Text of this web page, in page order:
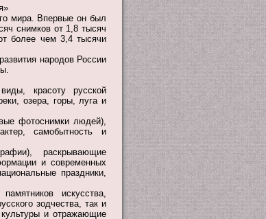
мира. Впервые он был
снимков от 1,8 тысяч
более чем 3,4 тысячи
народов России
красоту русской
озера, горы, луга и
фотоснимки людей),
самобытность и
раскрывающие
и современных
праздники,
искусства,
зодчества, так и
и отражающие